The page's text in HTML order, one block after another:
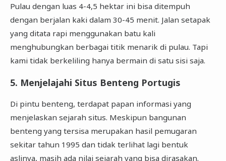
Pulau dengan luas 4-4,5 hektar ini bisa ditempuh
dengan berjalan kaki dalam 30-45 menit. Jalan setapak
yang ditata rapi menggunakan batu kali
menghubungkan berbagai titik menarik di pulau. Tapi
kami tidak berkeliling hanya bermain di satu sisi saja.
5. Menjelajahi Situs Benteng Portugis
Di pintu benteng, terdapat papan informasi yang
menjelaskan sejarah situs. Meskipun bangunan
benteng yang tersisa merupakan hasil pemugaran
sekitar tahun 1995 dan tidak terlihat lagi bentuk
aslinya, masih ada nilai sejarah yang bisa dirasakan.